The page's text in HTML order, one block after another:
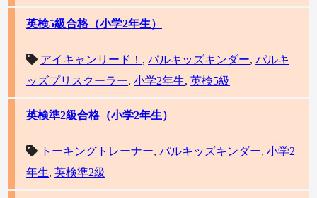
英検5級合格（小学2年生）
アイキャンリード！ , パルキッズキンダー, パルキ
ッズプリスクーラー, 小学2年生, 英検5級
英検準2級合格（小学2年生）
トーキングトレーナー, パルキッズキンダー, 小学2
年生, 英検準2級